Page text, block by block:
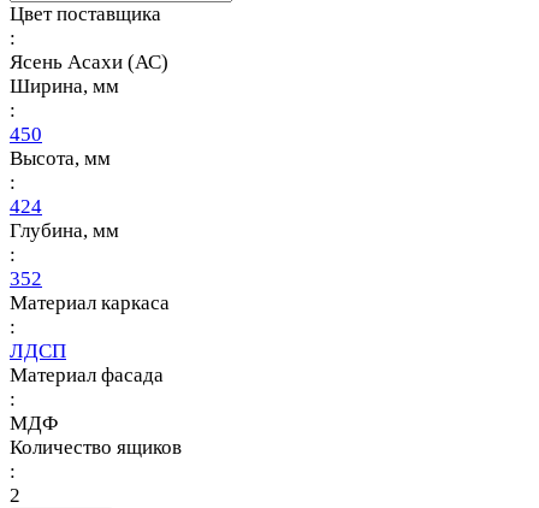
Цвет поставщика
:
Ясень Асахи (АС)
Ширина, мм
:
450
Высота, мм
:
424
Глубина, мм
:
352
Материал каркаса
:
ЛДСП
Материал фасада
:
МДФ
Количество ящиков
:
2